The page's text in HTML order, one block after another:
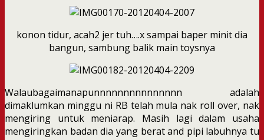
konon tidur, acah2 jer tuh….x sampai baper minit dia
bangun, sambung balik main toysnya
Walaubagaimanapunnnnnnnnnnnnnnn adalah
dimaklumkan minggu ni RB telah mula nak roll over, nak
mengiring untuk meniarap. Masih lagi dalam usaha
mengiringkan badan dia yang berat and pipi labuhnya tu